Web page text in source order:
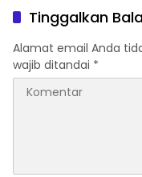
Viral di Media Sosial
Tinggalkan
Alamat email Anda
wajib ditandai *